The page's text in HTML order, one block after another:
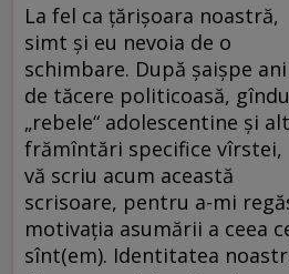
La fel ca ţărişoara noastră,
simt şi eu nevoia de o
schimbare. După şaişpe ani
de tăcere politicoasă,
„rebele“ adolescentine şi
frămîntări specifice vîrstei,
vă scriu acum această
scrisoare, pentru a-mi
motivaţia asumării a ceea
sînt(em). Identitatea